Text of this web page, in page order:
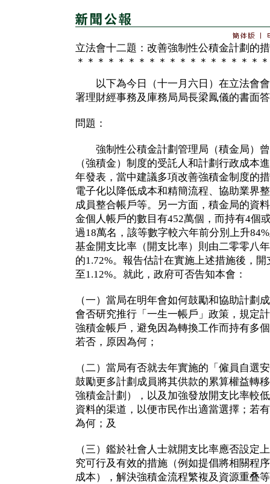
立法會十二題：改善強制性公積金計劃的
＊＊＊＊＊＊＊＊＊＊＊＊＊＊＊＊＊＊
以下為今日（十一月六日）在立法會會
署理財經事務及庫務局局長梁鳳儀的書面
問題：
強制性公積金計劃管理局（積金局）曾
（強積金）制度的受託人和計劃行政成本
年發表，當中建議多項改善強積金制度的
電子化以降低成本和精簡流程、協助業界
成員整合帳戶等。另一方面，積金局的資
金個人帳戶的數目有452萬個，而持有4個
過18萬名，該等數字較六年前分別上升
基金開支比率（開支比率）則由二零零八
的1.72%。報告估計在實施上述措施後，
至1.12%。就此，政府可否告知本會：
（一）當局在明年會如何鼓勵和協助計劃
會否研究推行「一生一帳戶」政策，規定
強積金帳戶，避免因為轉換工作而持有多
若否，原因為何；
（二）當局有否就去年實施的「僱員自選
鼓勵更多計劃成員將其供款的累算權益轉
強積金計劃），以及加強發放開支比率較
資料的渠道，以便市民作出適當選擇；若
為何；及
（三）鑑於社會人士就開支比率應否設定
究可行及有效的措施（例如提倡將相關程
成本），解決強積金流程繁複及資源重叠